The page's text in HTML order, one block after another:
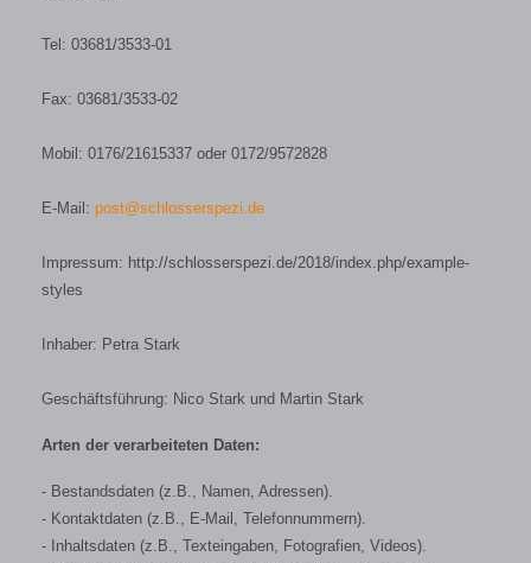
Tel: 03681/3533-01
Fax: 03681/3533-02
Mobil: 0176/21615337 oder 0172/9572828
E-Mail: post@schlosserspezi.de
Impressum: http://schlosserspezi.de/2018/index.php/example-
styles
Inhaber: Petra Stark
Geschäftsführung: Nico Stark und Martin Stark
Arten der verarbeiteten Daten:
- Bestandsdaten (z.B., Namen, Adressen).
- Kontaktdaten (z.B., E-Mail, Telefonnummern).
- Inhaltsdaten (z.B., Texteingaben, Fotografien, Videos).